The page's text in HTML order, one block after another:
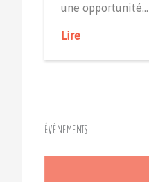
une opportunité…
Lire
Événements